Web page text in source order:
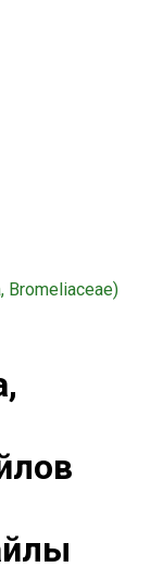
Bromeliaceae)